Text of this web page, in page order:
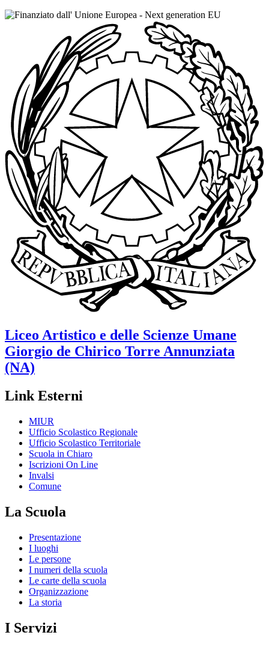
Liceo Artistico e delle Scienze Umane
Giorgio de Chirico Torre Annunziata
(NA)
Link Esterni
MIUR
Ufficio Scolastico Regionale
Ufficio Scolastico Territoriale
Scuola in Chiaro
Iscrizioni On Line
Invalsi
Comune
La Scuola
Presentazione
I luoghi
Le persone
I numeri della scuola
Le carte della scuola
Organizzazione
La storia
I Servizi